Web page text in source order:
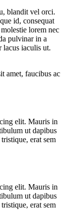
blandit vel orci.
id, consequat
lorem nec
pulvinar in a
lacus iaculis ut.
amet, faucibus ac
elit. Mauris in
ut dapibus
erat sem
elit. Mauris in
ut dapibus
erat sem